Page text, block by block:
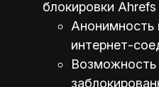
блокировки
Анонимность
интернет-
Возможность